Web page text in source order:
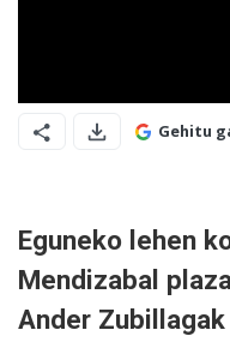
Gehitu
Eguneko lehen
Mendizabal
Ander